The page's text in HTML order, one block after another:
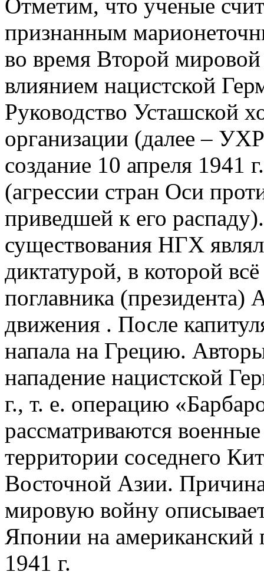
Отметим, что ученые
признанным
во время Второй
влиянием нацистской
Руководство Усташской
организации (далее –
создание 10 апреля 1941
(агрессии стран Оси
приведшей к его
существования НГХ
диктатурой, в которой
поглавника (президента)
движения . После
напала на Грецию.
нападение нацистской
г., т. е. операцию
рассматриваются
территории соседнего
Восточной Азии.
мировую войну
Японии на американский
1941 г.